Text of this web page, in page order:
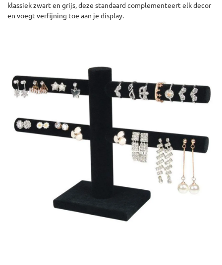
klassiek zwart en grijs, deze standaard complementeert elk decor
en voegt verfijning toe aan je display.